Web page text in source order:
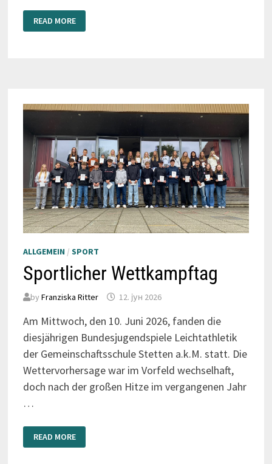
SPORT
UND
READ MORE
ALLGEMEIN / SPORT
Sportlicher Wettkampftag
by Franziska Ritter 12. јун 2026
Am Mittwoch, den 10. Juni 2026, fanden die
diesjährigen Bundesjugendspiele Leichtathletik
der Gemeinschaftsschule Stetten a.k.M. statt. Die
Wettervorhersage war im Vorfeld wechselhaft,
doch nach der großen Hitze im vergangenen Jahr
…
WETTKAMPFTAG
READ MORE